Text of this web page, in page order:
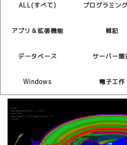
ALL(すべて) プログラミン
アプリ＆拡張機能 雑記
データベース サーバー関
Windows 電子工作